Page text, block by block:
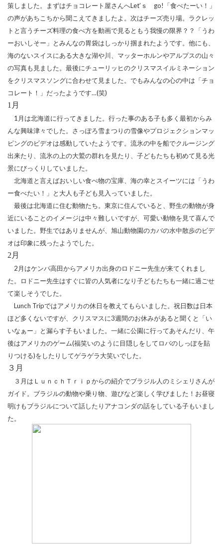
策しました。まずはチョコレート屋さんへLet’ ｓ go! 「食べたーい！」
の声があちこちから聞こえてきましたよ。次はチーズ売り場。ラクレッ
トと言うチーズ料理の食べ方を動画で見るともう我慢の限界？？「うわ
ーおいしそー」とみんなの胃袋はしっかり掴まれたようです。他にも、
海のないスイスにある大きな湖や川、マッターホルンやアルプスの山々
の写真も見ました。最後にチューリッヒのクリスマスイルミネーション
をクリスマスソングに合わせて見ました。でもみんなの心の中は「チョ
コレート！」だったようです…(笑)
1 月
1 月は北海道に行ってきました。行った事のある子も多く最初からみ
んな興味津々でした。さっぽろ雪まつりの雪像やプロジェクションマッ
ピングのビデオは感動していたようです。流氷の中を船でクルージング
出来たり、流氷の上の大鷲の群れを見たり、子どもたちも初めて見る光
景にびっくりしていました。
北海道と言えばおいしい食べ物の宝庫、海の幸とスイーツには「うわ
ー食べたい！」と大人も子ども見入っていました。
最後は北海道に住む動物たち。東京に住んでいると、野生の動物が身
近にいることのイメージは中々難しいですが、可愛い動物を見て喜んで
いました。野生ではありませんが、旭山動物園のカバの水中散歩のビデ
オは印象に残ったようでした。
2 月
2 月はケンパ高田からアメリカ出身のロドニー先生が来てくれまし
た。ロドニー先生はすぐに皆の人気者になり子どもたちも一緒に過ごせ
て楽しそうでした。
Lunch Tripではアメリカの休日を教えてもらいました。祝日数は日本
ほど多くないですが、クリスマスに3週間のお休みがあると聞くと「い
いなぁー」と漏らす子もいました。一緒に公園に行ってあそんだり、午
後はアメリカのゲーム(福笑いのように目隠しをしてロバのしっぽを貼
りつける)をしたりしてゲラゲラ大笑いでした。
３月
３月はＬｕｎｃｈＴｒｉｐからの紹介でブラジル人のミシェリさんが
ガイド。ブラジルの動物や乗り物、遊びなど楽しく学びました！お昼寝
明けもブラジルについて話したりアナコンダの話をしている子もいまし
た。